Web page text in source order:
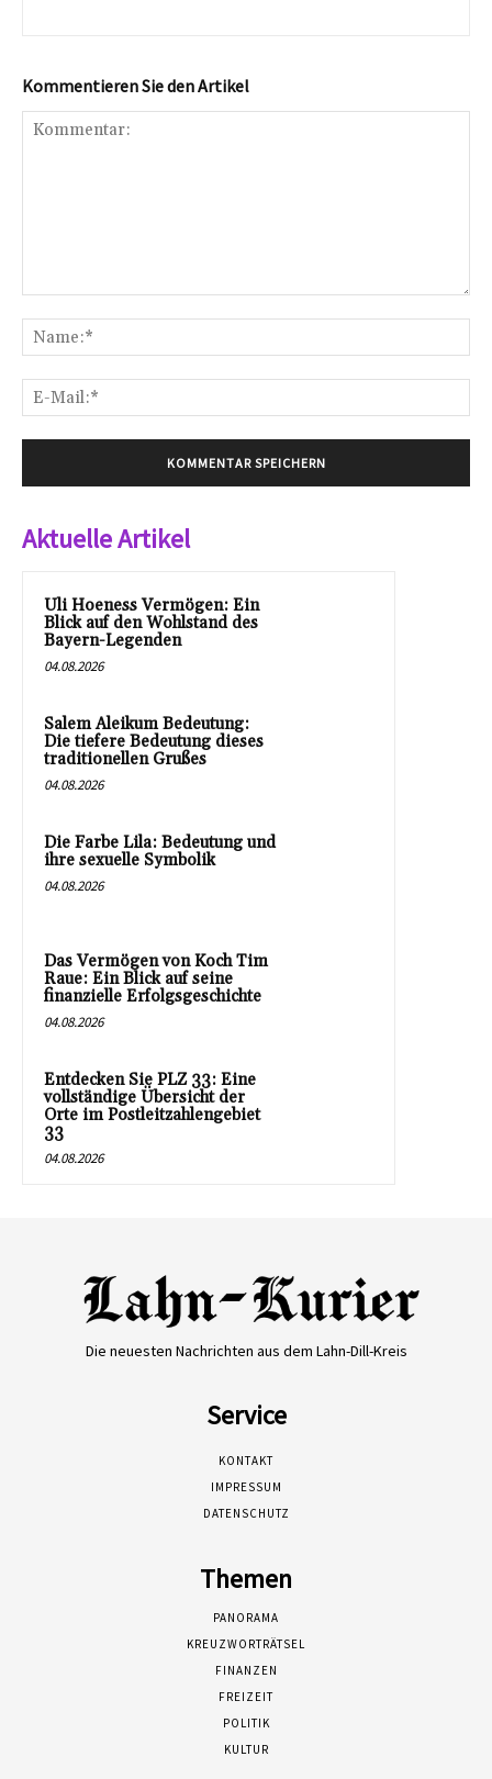
Kommentieren Sie den Artikel
Aktuelle Artikel
Uli Hoeness Vermögen: Ein
Blick auf den Wohlstand des
Bayern-Legenden
04.08.2026
Salem Aleikum Bedeutung:
Die tiefere Bedeutung dieses
traditionellen Grußes
04.08.2026
Die Farbe Lila: Bedeutung und
ihre sexuelle Symbolik
04.08.2026
Das Vermögen von Koch Tim
Raue: Ein Blick auf seine
finanzielle Erfolgsgeschichte
04.08.2026
Entdecken Sie PLZ 33: Eine
vollständige Übersicht der
Orte im Postleitzahlengebiet
33
04.08.2026
Die neuesten Nachrichten aus dem Lahn-Dill-Kreis
Service
KONTAKT
IMPRESSUM
DATENSCHUTZ
Themen
PANORAMA
KREUZWORTRÄTSEL
FINANZEN
FREIZEIT
POLITIK
KULTUR